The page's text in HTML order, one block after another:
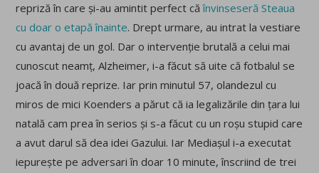
repriză în care și-au amintit perfect căînvinseseră Steaua
cu doar o etapă înainte. Drept urmare, au intrat la vestiare
cu avantaj de un gol. Dar o intervenție brutală a celui mai
cunoscut neamț, Alzheimer, i-a făcut să uite că fotbalul se
joacă în două reprize. Iar prin minutul 57, olandezul cu
miros de mici Koenders a părut că ia legalizările din țara lui
natală cam prea în serios și s-a făcut cu un roșu stupid care
a avut darul să dea idei Gazului. Iar Mediașul i-a executat
iepurește pe adversari în doar 10 minute, înscriind de trei